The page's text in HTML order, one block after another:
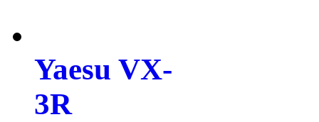
Yaesu VX-
3R